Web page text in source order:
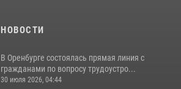
НОВОСТИ
В Оренбурге состоялась прямая линия с
гражданами по вопросу трудоустро...
30 июля 2026, 04:44